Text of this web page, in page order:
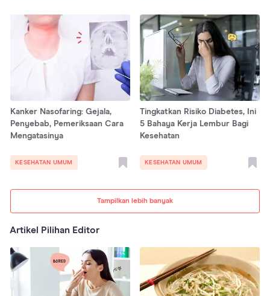
Tampilkan lebih banyak
Kanker Nasofaring: Gejala,
Penyebab, Pemeriksaan Cara
Mengatasinya
KESEHATAN UMUM
Tingkatkan Risiko Diabetes, Ini
5 Bahaya Kerja Lembur Bagi
Kesehatan
KESEHATAN UMUM
Artikel Pilihan Editor